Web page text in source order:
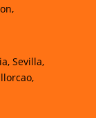
Sevilla,
o,